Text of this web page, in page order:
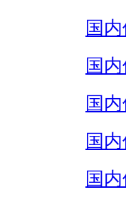
国
国
国
国
国